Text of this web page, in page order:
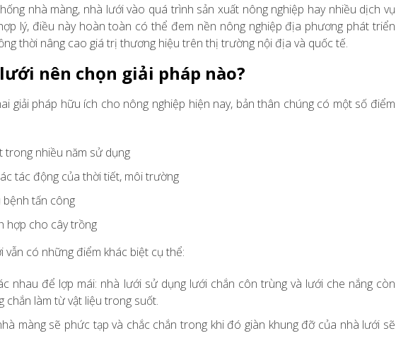
nhà màng, nhà lưới vào quá trình sản xuất nông nghiệp hay nhiều dịch vụ
lý, điều này hoàn toàn có thể đem nền nông nghiệp địa phương phát triển
thời nâng cao giá trị thương hiệu trên thị trường nội địa và quốc tế.
nên chọn giải pháp nào?
giải pháp hữu ích cho nông nghiệp hiện nay, bản thân chúng có một số điểm
nhiều năm sử dụng
tác động của thời tiết, môi trường
bệnh tấn công
hợp cho cây trồng
vẫn có những điểm khác biệt cụ thể:
nhau để lợp mái: nhà lưới sử dụng lưới chắn côn trùng và lưới che nắng còn
chắn làm từ vật liệu trong suốt.
màng sẽ phức tạp và chắc chắn trong khi đó giàn khung đỡ của nhà lưới sẽ